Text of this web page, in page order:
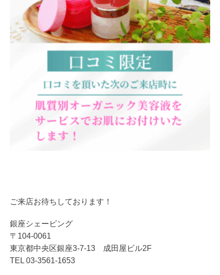
ご来店お待ちしております！
銀座シェービング
〒104-0061
東京都中央区銀座3-7-13 成田屋ビル2F
TEL 03-3561-1653